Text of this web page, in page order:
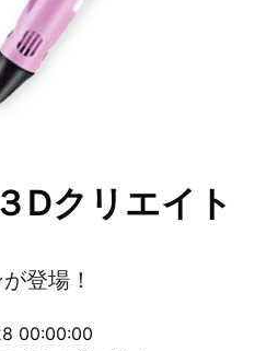
Dクリエイト
登場！
00:00:00